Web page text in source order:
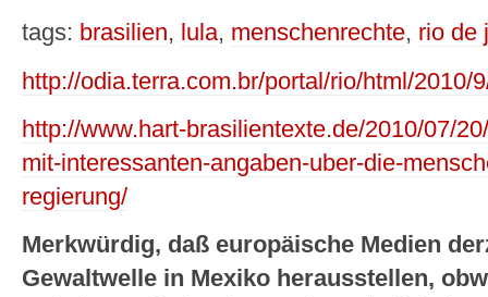
tags: brasilien, lula, menschenrechte, rio de
http://odia.terra.com.br/portal/rio/html/
http://www.hart-brasilientexte.de/2010/07/
mit-interessanten-angaben-uber-die-
regierung/
Merkwürdig, daß europäische Medien
Gewaltwelle in Mexiko herausstellen,